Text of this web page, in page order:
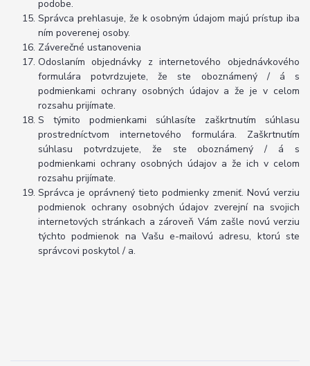
podobe.
Správca prehlasuje, že k osobným údajom majú prístup iba
ním poverenej osoby.
Záverečné ustanovenia
Odoslaním objednávky z internetového objednávkového
formulára potvrdzujete, že ste oboznámený / á s
podmienkami ochrany osobných údajov a že je v celom
rozsahu prijímate.
S týmito podmienkami súhlasíte zaškrtnutím súhlasu
prostredníctvom internetového formulára. Zaškrtnutím
súhlasu potvrdzujete, že ste oboznámený / á s
podmienkami ochrany osobných údajov a že ich v celom
rozsahu prijímate.
Správca je oprávnený tieto podmienky zmeniť. Novú verziu
podmienok ochrany osobných údajov zverejní na svojich
internetových stránkach a zároveň Vám zašle novú verziu
týchto podmienok na Vašu e-mailovú adresu, ktorú ste
správcovi poskytol / a.